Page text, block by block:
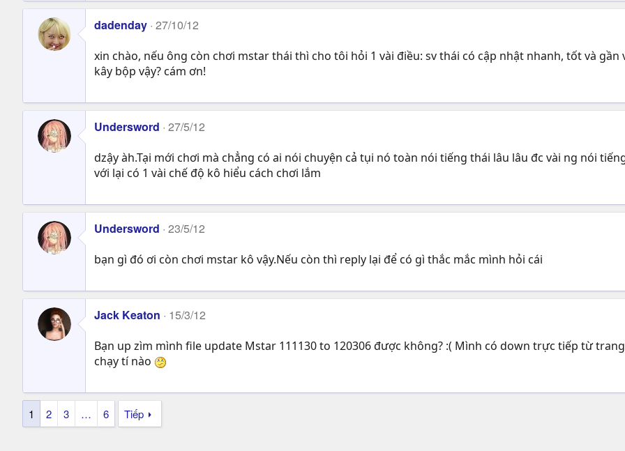
dadenday 27/10/12
xin chào, nếu ông còn chơi mstar thái thì cho tôi hỏi 1 vài điều: sv thái có cập nhật nhanh, tốt và gần
kây bộp vậy? cám ơn!
Undersword 27/5/12
dzậy àh.Tại mới chơi mà chẳng có ai nói chuyện cả tụi nó toàn nói tiếng thái lâu lâu đc vài ng nói
với lại có 1 vài chế độ kô hiểu cách chơi lắm
Undersword 23/5/12
bạn gì đó ơi còn chơi mstar kô vậy.Nếu còn thì reply lại để có gì thắc mắc mình hỏi cái
Jack Keaton 15/3/12
Bạn up zìm mình file update Mstar 111130 to 120306 được không? :( Mình có down trực tiếp từ
chạy tí nào
1 2 3 … 6 Tiếp